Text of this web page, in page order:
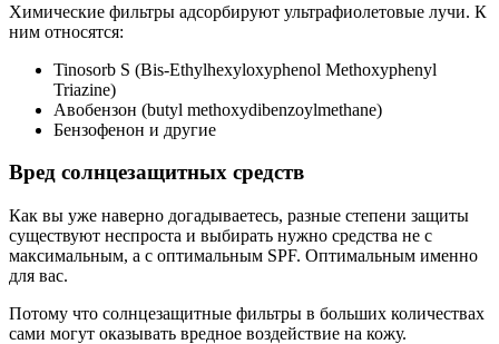
Химические фильтры адсорбируют ультрафиолетовые лучи. К
ним относятся:
Tinosorb S (Bis-Ethylhexyloxyphenol Methoxyphenyl
Triazine)
Авобензон (butyl methoxydibenzoylmethane)
Бензофенон и другие
Вред солнцезащитных средств
Как вы уже наверно догадываетесь, разные степени защиты
существуют неспроста и выбирать нужно средства не с
максимальным, а с оптимальным SPF. Оптимальным именно
для вас.
Потому что солнцезащитные фильтры в больших количествах
сами могут оказывать вредное воздействие на кожу.